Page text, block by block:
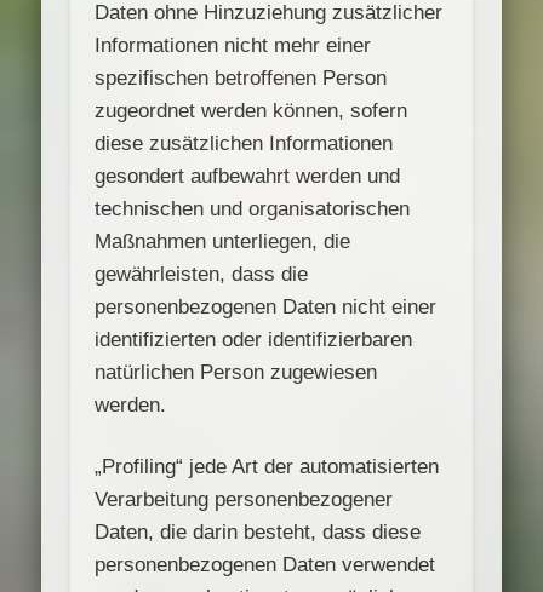
Daten ohne Hinzuziehung zusätzlicher
Informationen nicht mehr einer
spezifischen betroffenen Person
zugeordnet werden können, sofern
diese zusätzlichen Informationen
gesondert aufbewahrt werden und
technischen und organisatorischen
Maßnahmen unterliegen, die
gewährleisten, dass die
personenbezogenen Daten nicht einer
identifizierten oder identifizierbaren
natürlichen Person zugewiesen
werden.
„Profiling“ jede Art der automatisierten
Verarbeitung personenbezogener
Daten, die darin besteht, dass diese
personenbezogenen Daten verwendet